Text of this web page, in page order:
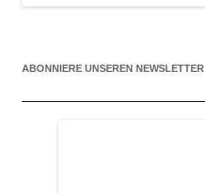
ABONNIERE UNSEREN NEWSLETTER